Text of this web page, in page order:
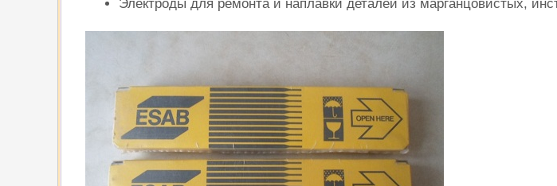
Электроды для ремонта и наплавки деталей из марганцовистых,